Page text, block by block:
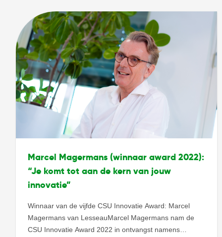
Marcel Magermans (winnaar award 2022):
“Je komt tot aan de kern van jouw
innovatie”
Winnaar van de vijfde CSU Innovatie Award: Marcel
Magermans van LesseauMarcel Magermans nam de
CSU Innovatie Award 2022 in ontvangst namens